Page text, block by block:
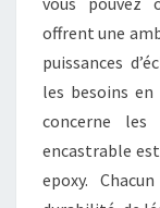
offrent une
puissances
les besoins
concerne
encastrable
epoxy.